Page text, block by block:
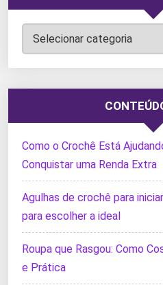
Categorias
Como o Crochê Está
Conquistar uma Renda Extra
Agulhas de crochê para
para escolher a ideal
Roupa que Rasgou: Como
e Prática